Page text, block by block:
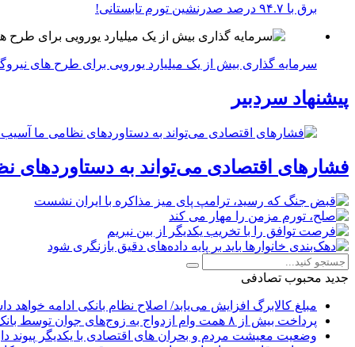
برق با ۹۴.۷ درصد صدرنشین تورم تابستانی!
سرمایه گذاری بیش از یک میلیارد یورویی برای طرح های
پیشنهاد سردبیر
فشارهای اقتصادی می‌تواند به دستاوردهای
جدید محبوب تصادفی
مبلغ کالابرگ افزایش می‌یابد/ اصلاح نظام بانکی ادامه خواهد
پرداخت بیش از ۸ همت وام ازدواج به زوج‌های جوان توسط بانک ملی ایران
وضعیت معیشت مردم و بحران های اقتصادی با یکدیگر پیوند